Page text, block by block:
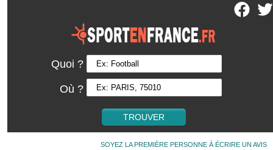
Quoi ?
Où ?
SOYEZ LA PREMIÈRE PERSONNE À ÉCRIRE UN AVIS